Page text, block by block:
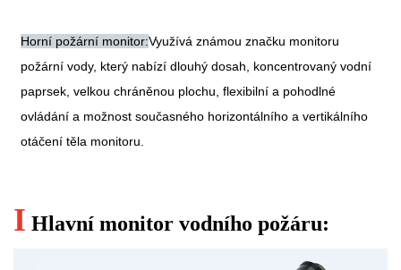
Horní požární monitor:Využívá známou značku monitoru
požární vody, který nabízí dlouhý dosah, koncentrovaný vodní
paprsek, velkou chráněnou plochu, flexibilní a pohodlné
ovládání a možnost současného horizontálního a vertikálního
otáčení těla monitoru.
I Hlavní monitor vodního požáru: